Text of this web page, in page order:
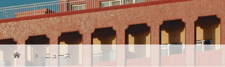
_
ニュース